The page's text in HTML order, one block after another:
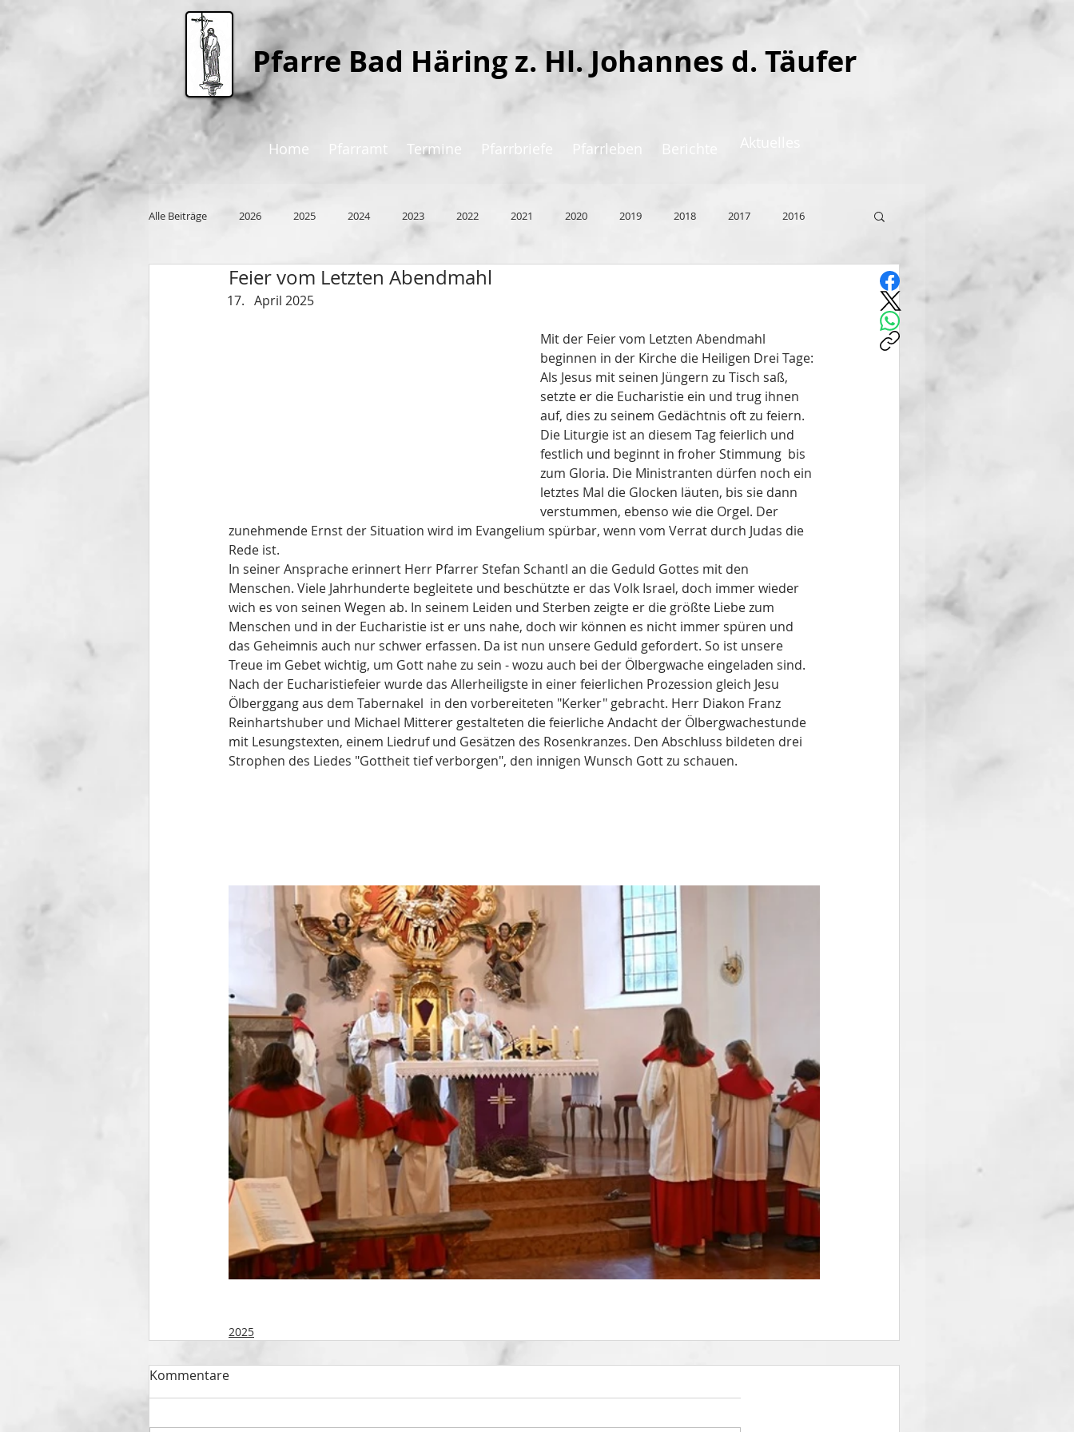
Pfarre Bad Häring z. Hl. Johannes d. Täufer
Home Pfarramt Termine Pfarrbriefe Pfarrleben Berichte Aktuelles
Alle Beiträge 2026 2025 2024 2023 2022 2021 2020 2019 2018 2017 2016
Feier vom Letzten Abendmahl
April 2025
Mit der Feier vom Letzten Abendmahl
beginnen in der Kirche die Heiligen Drei Tage:
Als Jesus mit seinen Jüngern zu Tisch saß,
setzte er die Eucharistie ein und trug ihnen
auf, dies zu seinem Gedächtnis oft zu feiern.
Die Liturgie ist an diesem Tag feierlich und
festlich und beginnt in froher Stimmung  bis
zum Gloria. Die Ministranten dürfen noch ein
letztes Mal die Glocken läuten, bis sie dann
verstummen, ebenso wie die Orgel. Der
zunehmende Ernst der Situation wird im Evangelium spürbar, wenn vom Verrat durch Judas die
Rede ist.
In seiner Ansprache erinnert Herr Pfarrer Stefan Schantl an die Geduld Gottes mit den
Menschen. Viele Jahrhunderte begleitete und beschützte er das Volk Israel, doch immer wieder
wich es von seinen Wegen ab. In seinem Leiden und Sterben zeigte er die größte Liebe zum
Menschen und in der Eucharistie ist er uns nahe, doch wir können es nicht immer spüren und
das Geheimnis auch nur schwer erfassen. Da ist nun unsere Geduld gefordert. So ist unsere
Treue im Gebet wichtig, um Gott nahe zu sein - wozu auch bei der Ölbergwache eingeladen sind.
Nach der Eucharistiefeier wurde das Allerheiligste in einer feierlichen Prozession gleich Jesu
Ölberggang aus dem Tabernakel  in den vorbereiteten "Kerker" gebracht. Herr Diakon Franz
Reinhartshuber und Michael Mitterer gestalteten die feierliche Andacht der Ölbergwachestunde
mit Lesungstexten, einem Liedruf und Gesätzen des Rosenkranzes. Den Abschluss bildeten drei
Strophen des Liedes "Gottheit tief verborgen", den innigen Wunsch Gott zu schauen.
2025
Kommentare